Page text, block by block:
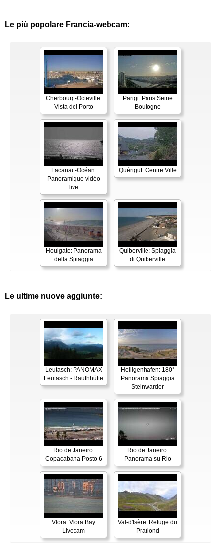
Le più popolare Francia-webcam:
Cherbourg-Octeville:
Vista del Porto
Parigi: Paris Seine
Boulogne
Lacanau-Océan:
Panoramique vidéo
live
Quérigut: Centre Ville
Houlgate: Panorama
della Spiaggia
Quiberville: Spiaggia
di Quiberville
Le ultime nuove aggiunte:
Leutasch: PANOMAX
Leutasch - Rauthhütte
Heiligenhafen: 180°
Panorama Spiaggia
Steinwarder
Rio de Janeiro:
Copacabana Posto 6
Rio de Janeiro:
Panorama su Rio
Vlora: Vlora Bay
Livecam
Val-d'Isère: Refuge du
Prariond